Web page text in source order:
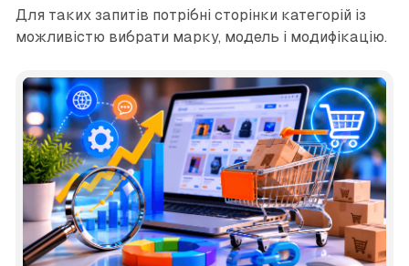
Для таких запитів потрібні сторінки категорій із
можливістю вибрати марку, модель і модифікацію.